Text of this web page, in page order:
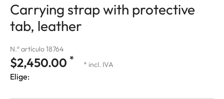
Carrying strap with protective
tab, leather
N.º artículo 18764
$2,450.00 * * incl. IVA
Elige: